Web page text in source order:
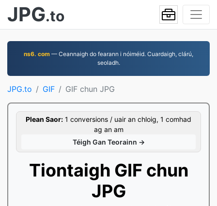
JPG.to
ns6. com — Ceannaigh do fearann i nóiméid. Cuardaigh, clárú,
seoladh.
JPG.to GIF GIF chun JPG
Plean Saor: 1 conversions / uair an chloig, 1 comhad
ag an am
Téigh Gan Teorainn →
Tiontaigh GIF chun
JPG